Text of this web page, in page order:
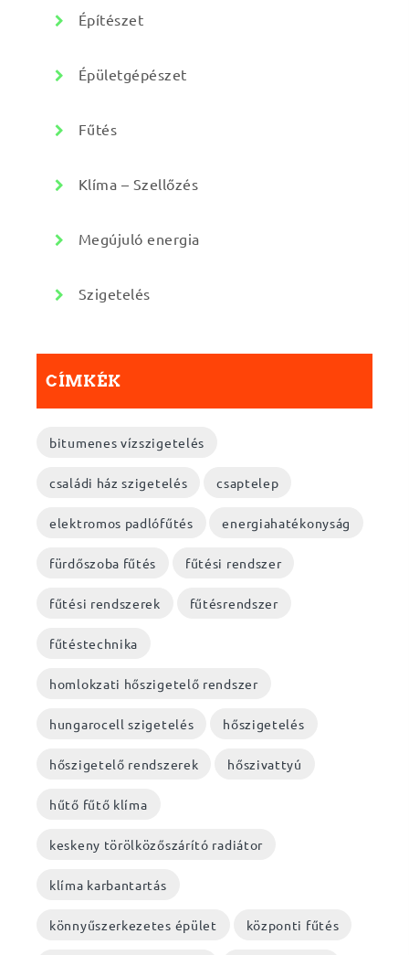
Építészet
Épületgépészet
Fűtés
Klíma – Szellőzés
Megújuló energia
Szigetelés
CÍMKÉK
bitumenes vízszigetelés
családi ház szigetelés csaptelep
elektromos padlófűtés energiahatékonyság
fürdőszoba fűtés fűtési rendszer
fűtési rendszerek fűtésrendszer
fűtéstechnika
homlokzati hőszigetelő rendszer
hungarocell szigetelés hőszigetelés
hőszigetelő rendszerek hőszivattyú
hűtő fűtő klíma
keskeny törölközőszárító radiátor
klíma karbantartás
könnyűszerkezetes épület központi fűtés